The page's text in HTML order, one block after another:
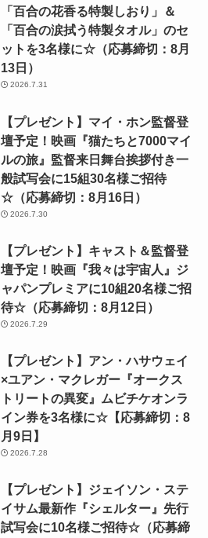
「百合の花香る特製しおり」＆
「百合の涙拭う特製タオル」のセ
ットを3名様に☆（応募締切：8月
13日）
2026.7.31
【プレゼント】マイ・ホン監督登
壇予定！映画『猫たちと7000マイ
ルの旅』監督来日舞台挨拶付き一
般試写会に15組30名様ご招待
☆（応募締切：8月16日）
2026.7.30
【プレゼント】キャスト＆監督登
壇予定！映画『我々は宇宙人』ジ
ャパンプレミアに10組20名様ご招
待☆（応募締切：8月12日）
2026.7.29
【プレゼント】アン・ハサウェイ
×ユアン・マクレガー『オークス
トリートの異変』ムビチケオンラ
イン券を3名様に☆【応募締切：8
月9日】
2026.7.28
【プレゼント】ジェイソン・ステ
イサム最新作『シェルター』先行
試写会に10名様ご招待☆（応募締